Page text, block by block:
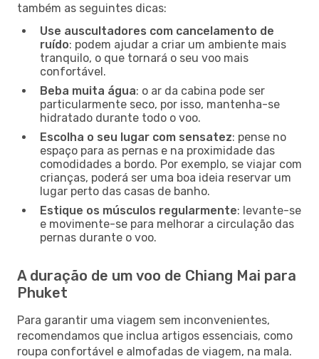
também as seguintes dicas:
Use auscultadores com cancelamento de
ruído: podem ajudar a criar um ambiente mais
tranquilo, o que tornará o seu voo mais
confortável.
Beba muita água: o ar da cabina pode ser
particularmente seco, por isso, mantenha-se
hidratado durante todo o voo.
Escolha o seu lugar com sensatez: pense no
espaço para as pernas e na proximidade das
comodidades a bordo. Por exemplo, se viajar com
crianças, poderá ser uma boa ideia reservar um
lugar perto das casas de banho.
Estique os músculos regularmente: levante-se
e movimente-se para melhorar a circulação das
pernas durante o voo.
A duração de um voo de Chiang Mai para
Phuket
Para garantir uma viagem sem inconvenientes,
recomendamos que inclua artigos essenciais, como
roupa confortável e almofadas de viagem, na mala.